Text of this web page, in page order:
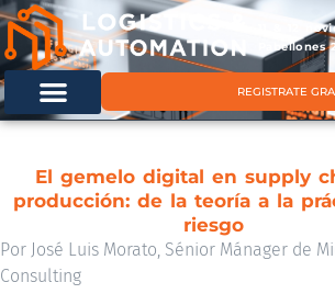
11 & 12
REGISTRATE
El gemelo digital en supply
producción: de la teoría a la
riesgo
Por José Luis Morato, Sénior Mánager de
Consulting